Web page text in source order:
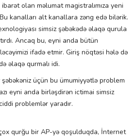
olan məlumat magistralımıza yeni
kanalları alt kanallara zəng edə bilərik.
simsiz şəbəkədə əlaqə qurula
Ancaq bu, eyni anda bütün
ifadə etmir. Giriş nöqtəsi hələ də
əlaqə qurmalı idi.
üçün bu ümumiyyətlə problem
eyni anda birləşdirən ictimai simsiz
problemlər yaradır.
qurğu bir AP-yə qoşulduqda, İnternet